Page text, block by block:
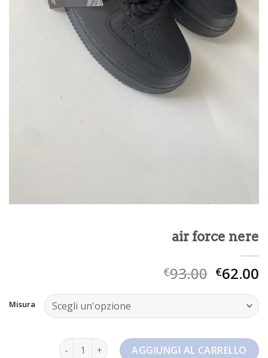
air force nere
€93.00 €62.00
Misura
air force nere quantitàAGGIUNGI AL CARRELLO